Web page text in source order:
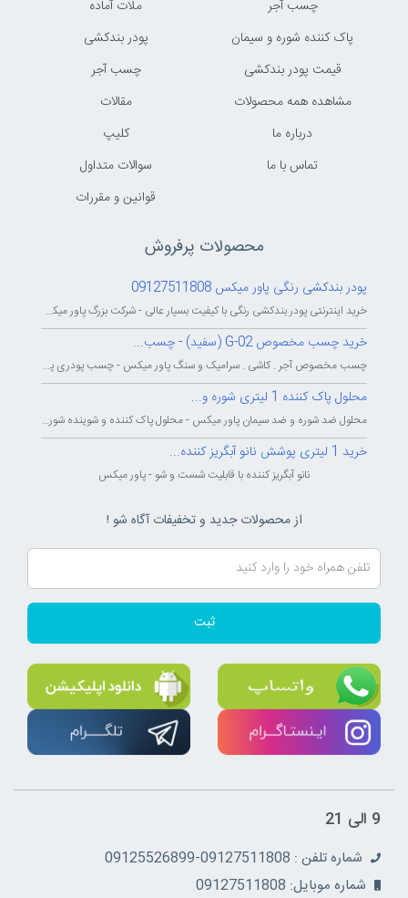
چسب آجر
پاک کننده شوره و سیمان
قیمت پودر بندکشی
مشاهده همه محصولات
درباره ما
تماس با ما
ملات آماده
پودر بندکشی
چسب آجر
مقالات
کليپ
سوالات متداول
قوانين و مقررات
محصولات پرفروش
پودر بندکشی رنگی پاور میکس 09127511808
خرید اینترنتی پودر بندکشی رنگی با کیفیت بسیار عالی - شرکت بزرگ پاور میکس...
خرید چسب مخصوص G-02 (سفید) - چسب...
چسب مخصوص آجر . کاشی . سرامیک و سنگ پاور میکس - چسب پودری پاورمیکس - چسب...
محلول پاک کننده 1 لیتری شوره و...
محلول ضد شوره و ضد سیمان پاور میکس - محلول پاک کننده و شوینده شوره و سیمان...
خرید 1 لیتری پوشش نانو آبگریز کننده...
نانو آبگریز کننده با قابلیت شست و شو - پاور میکس
از محصولات جدید و تخفیفات آگاه شو !
ثبت
9 الی 21
شماره تلفن : 09127511808-09125526899
شماره موبایل: 09127511808